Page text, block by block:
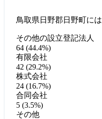
鳥取県日野郡日野町には
その他の設立登記法人
64 (44.4%)
有限会社
42 (29.2%)
株式会社
24 (16.7%)
合同会社
5 (3.5%)
その他